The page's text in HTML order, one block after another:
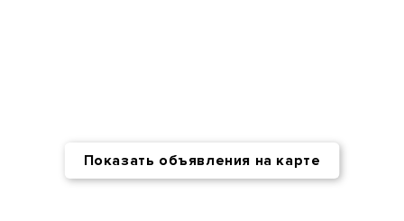
Показать объявления на карте